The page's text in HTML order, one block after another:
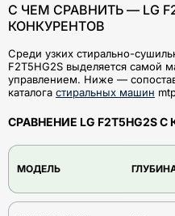
С ЧЕМ СРАВНИТЬ — LG
КОНКУРЕНТОВ
Среди узких стирально-
F2T5HG2S выделяется самой
управлением. Ниже —
каталога стиральных машин
СРАВНЕНИЕ LG F2T5HG2S
МОДЕЛЬ